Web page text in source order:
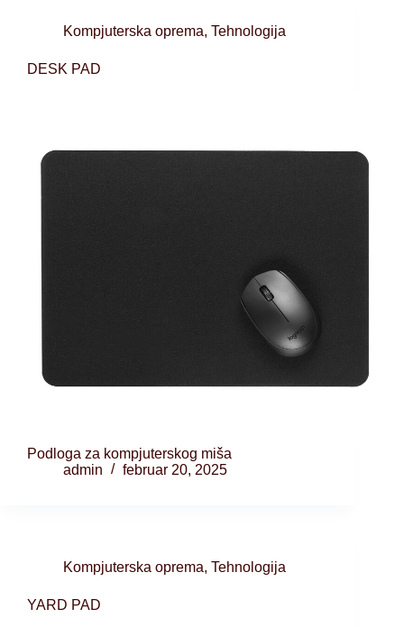
Kompjuterska oprema, Tehnologija
DESK PAD
Podloga za kompjuterskog miša
admin
februar 20, 2025
Kompjuterska oprema, Tehnologija
YARD PAD